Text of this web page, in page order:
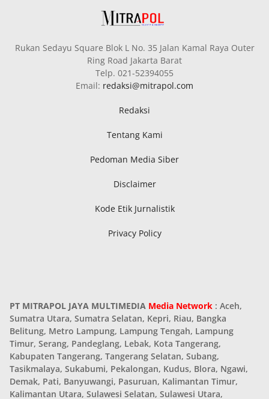
Rukan Sedayu Square Blok L No. 35 Jalan Kamal Raya Outer
Ring Road Jakarta Barat
Telp. 021-52394055
Email: redaksi@mitrapol.com
Redaksi
Tentang Kami
Pedoman Media Siber
Disclaimer
Kode Etik Jurnalistik
Privacy Policy
PT MITRAPOL JAYA MULTIMEDIA Media Network : Aceh,
Sumatra Utara, Sumatra Selatan, Kepri, Riau, Bangka
Belitung, Metro Lampung, Lampung Tengah, Lampung
Timur, Serang, Pandeglang, Lebak, Kota Tangerang,
Kabupaten Tangerang, Tangerang Selatan, Subang,
Tasikmalaya, Sukabumi, Pekalongan, Kudus, Blora, Ngawi,
Demak, Pati, Banyuwangi, Pasuruan, Kalimantan Timur,
Kalimantan Utara, Sulawesi Selatan, Sulawesi Utara,